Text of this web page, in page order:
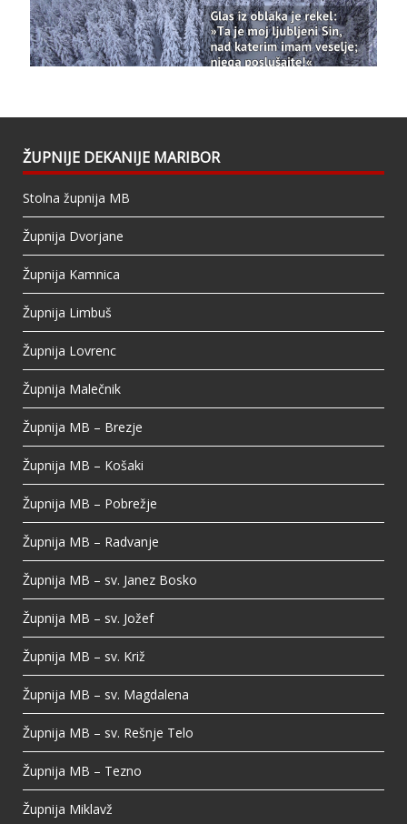
Bazilika Matere Usmiljenja updated their
status.
1 years ago
When this happens, it's usually because the
people, changed who can see it or it's been
deleted.
View on Facebook
ŽUPNIJE DEKANIJE MARIBOR
Stolna župnija MB
Župnija Dvorjane
Župnija Kamnica
Župnija Limbuš
Župnija Lovrenc
Župnija Malečnik
Župnija MB – Brezje
Župnija MB – Košaki
Župnija MB – Pobrežje
Župnija MB – Radvanje
Župnija MB – sv. Janez Bosko
Župnija MB – sv. Jožef
Župnija MB – sv. Križ
Župnija MB – sv. Magdalena
Župnija MB – sv. Rešnje Telo
Župnija MB – Tezno
Župnija Miklavž